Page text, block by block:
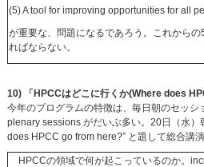
(5) A tool for improving opportunities for all
が重要な、問題になるであろう。これから
ればならない。
10) 「HPCCはどこに行くか(Where does
今年のプログラムの特徴は、毎日朝のセッ
plenary sessions がだいぶ多い。20日（水
does HPCC go from here?” と題して総合講演
HPCCの領域で何が起こっているのか。